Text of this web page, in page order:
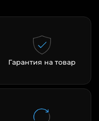
Гарантия на товар